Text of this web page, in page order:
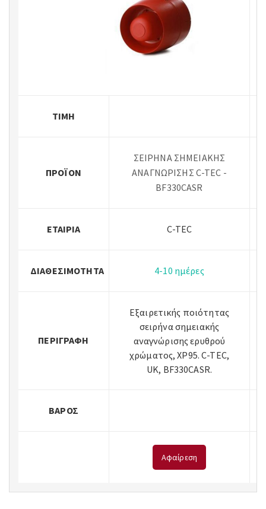
ΤΙΜΉ
ΠΡΟΪΌΝ
ΣΕΙΡΗΝΑ ΣΗΜΕΙΑΚΗΣ
ΑΝΑΓΝΩΡΙΣΗΣ C-TEC -
BF330CASR
ΕΤΑΙΡΊΑ C-TEC
ΔΙΑΘΕΣΙΜΌΤΗΤΑ 4-10 ημέρες
ΠΕΡΙΓΡΑΦΉ
Εξαιρετικής ποιότητας
σειρήνα σημειακής
αναγνώρισης ερυθρού
χρώματος, ΧΡ95. C-TEC,
UK, BF330CASR.
ΒΆΡΟΣ
Αφαίρεση